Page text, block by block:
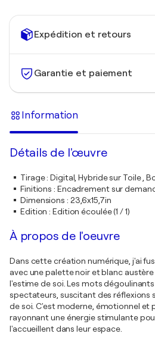
Expédition et retours
Garantie et paiement
Information
Détails de l'œuvre
Tirage:Digital, Hybride sur Toile ,
Finitions : Encadrement sur
Dimensions : 23,6x15,7in
Edition :Edition écoulée (1 / 1)
À propos de l'oeuvre
Dans cette création numérique, j'ai
avec une palette noir et blanc
l'estime de soi. Les mots
spectateurs, suscitant des réflexions
de soi. C'est moderne, émotionnel et
rayonnant une énergie stimulante
l'accueillent dans leur espace.